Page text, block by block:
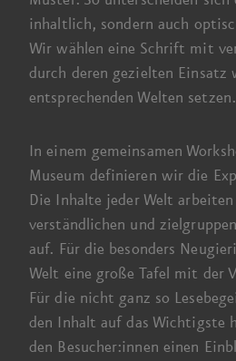
inhaltlich, sondern auch
Wir wählen eine Schrift mit
durch deren gezielten Einsatz
entsprechenden Welten setzen.
In einem gemeinsamen
Museum definieren wir die
Die Inhalte jeder Welt
verständlichen und
auf. Für die besonders
Welt eine große Tafel mit der
Für die nicht ganz so
den Inhalt auf das Wichtigste
den Besucher:innen einen